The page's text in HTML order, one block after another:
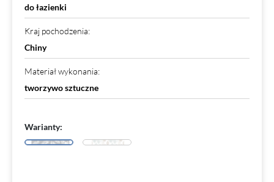
do łazienki
Kraj pochodzenia:
Chiny
Materiał wykonania:
tworzywo sztuczne
Warianty: